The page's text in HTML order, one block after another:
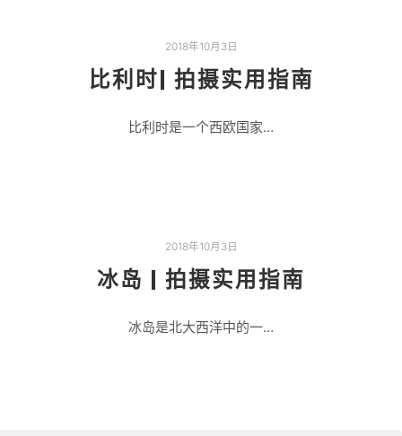
2018年10月3日
比利时| 拍摄实用指南
比利时是一个西欧国家…
2018年10月3日
冰岛 | 拍摄实用指南
冰岛是北大西洋中的一…